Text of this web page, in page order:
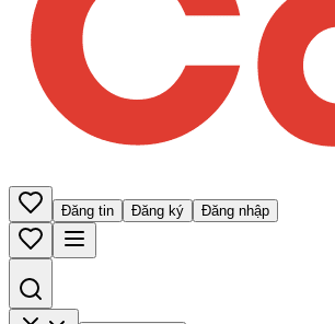
Đăng tin Đăng ký Đăng nhập